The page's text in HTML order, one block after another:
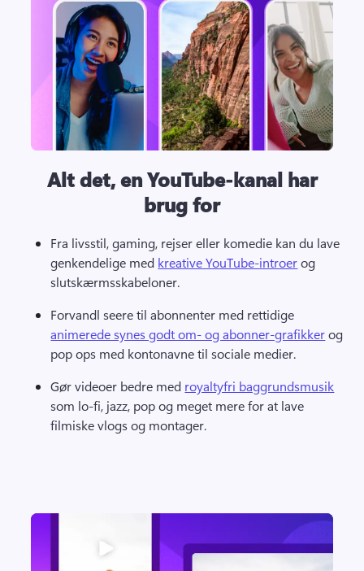
Alt det, en YouTube-kanal har
brug for
Fra livsstil, gaming, rejser eller komedie kan du lave
genkendelige med kreative YouTube-introer og
slutskærmsskabeloner.
Forvandl seere til abonnenter med rettidige
animerede synes godt om- og abonner-grafikker og
pop ops med kontonavne til sociale medier.
Gør videoer bedre med royaltyfri baggrundsmusik
som lo-fi, jazz, pop og meget mere for at lave
filmiske vlogs og montager.